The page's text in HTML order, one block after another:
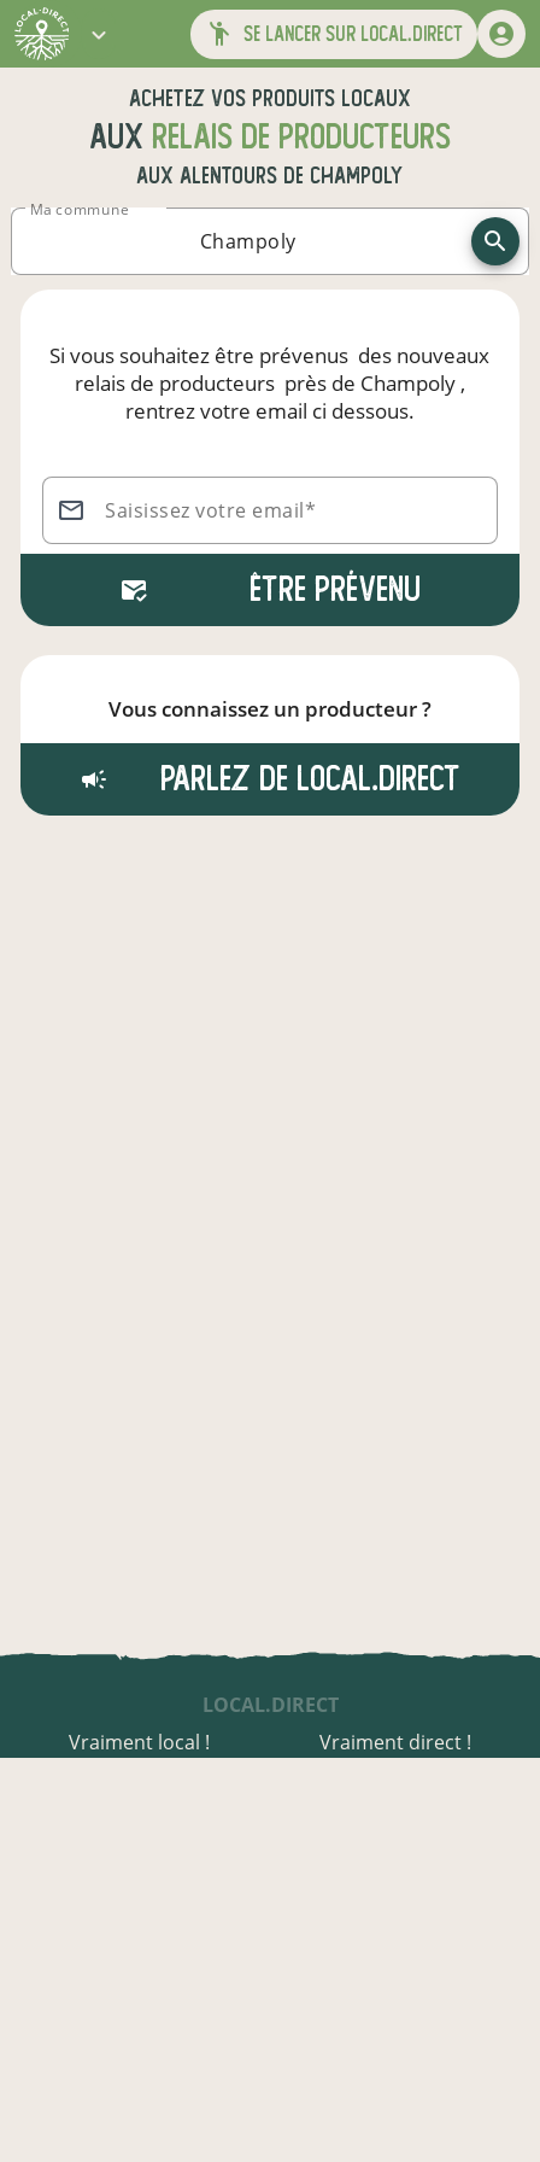
se lancer sur local.direct
Achetez vos produits locaux
aux relais de producteurs
aux alentours de Champoly
Ma commune
Si vous souhaitez être prévenus des nouveaux
relais de producteurs près de Champoly,
rentrez votre email ci dessous.
Saisissez votre email*
Être prévenu
Vous connaissez un producteur ?
Parlez de local.direct
LOCAL.DIRECT
Vraiment local !
Vraiment direct !